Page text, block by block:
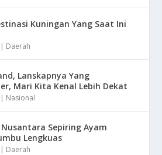
Kuningan Yang Saat Ini
| Daerah
Lanskapnya Yang
Mari Kita Kenal Lebih Dekat
| Nasional
Nusantara Sepiring Ayam
Lengkuas
| Daerah